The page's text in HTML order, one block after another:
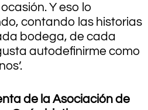
Y eso lo
contando las historias
bodega, de cada
autodefinirme como
de la Asociación de